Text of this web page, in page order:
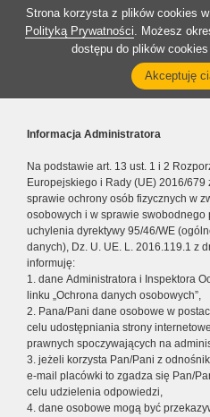
Strona korzysta z plików cookies
Polityką Prywatności. Możesz
dostępu do plików
Akceptuję
Informacja Administratora
Na podstawie art. 13 ust. 1 i 2
Europejskiego i Rady (UE) 2016/
sprawie ochrony osób fizycznych w
osobowych i w sprawie swobodnego
uchylenia dyrektywy 95/46/WE
danych), Dz. U. UE. L. 2016.119.1 z
informuję:
1. dane Administratora i Inspektora
linku „Ochrona danych osobowych”,
2. Pana/Pani dane osobowe w
celu udostępniania strony
prawnych spoczywających na
3. jeżeli korzysta Pan/Pani z
e-mail placówki to zgadza się Pan/
celu udzielenia odpowiedzi,
4. dane osobowe mogą być